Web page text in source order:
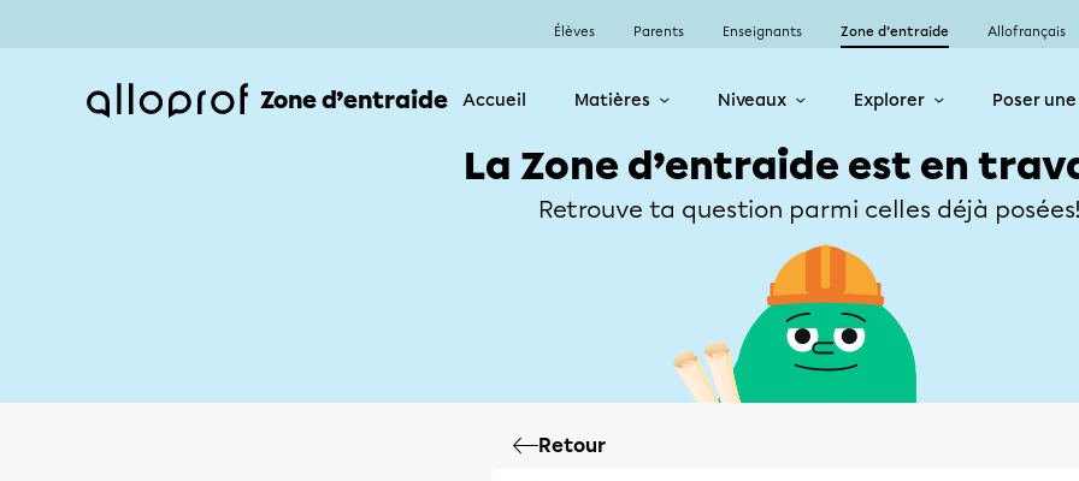
Élèves Parents Enseignants Zone d’entraide Allofrançais
Zone d’entraide Accueil Matières Niveaux Explorer Poser
La Zone d’entraide est en
Retrouve ta question parmi celles déjà
Retour